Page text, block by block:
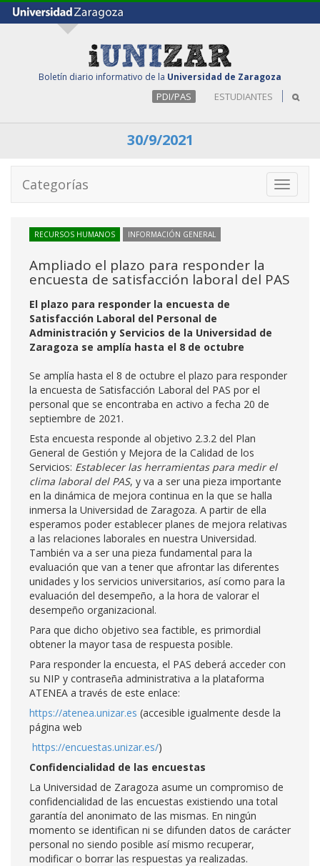
Boletín diario informativo de la Universidad de Zaragoza
PDI/PAS ESTUDIANTES
30/9/2021
Toggle
Categorías
RECURSOS HUMANOS INFORMACIÓN GENERAL
Ampliado el plazo para responder la
encuesta de satisfacción laboral del PAS
El plazo para responder la encuesta de
Satisfacción Laboral del Personal de
Administración y Servicios de la Universidad de
Zaragoza se amplía hasta el 8 de octubre
Se amplía hasta el 8 de octubre el plazo para responder
la encuesta de Satisfacción Laboral del PAS por el
personal que se encontraba en activo a fecha 20 de
septiembre de 2021.
Esta encuesta responde al objetivo 2.3.2 del Plan
General de Gestión y Mejora de la Calidad de los
Servicios: Establecer las herramientas para medir el
clima laboral del PAS, y va a ser una pieza importante
en la dinámica de mejora continua en la que se halla
inmersa la Universidad de Zaragoza. A partir de ella
esperamos poder establecer planes de mejora relativas
a las relaciones laborales en nuestra Universidad.
También va a ser una pieza fundamental para la
evaluación que van a tener que afrontar las diferentes
unidades y los servicios universitarios, así como para la
evaluación del desempeño, a la hora de valorar el
desempeño organizacional.
Para que dicho objetivo sea factible, es primordial
obtener la mayor tasa de respuesta posible.
Para responder la encuesta, el PAS deberá acceder con
su NIP y contraseña administrativa a la plataforma
ATENEA a través de este enlace:
https://atenea.unizar.es (accesible igualmente desde la
página web
https://encuestas.unizar.es/)
Confidencialidad de las encuestas
La Universidad de Zaragoza asume un compromiso de
confidencialidad de las encuestas existiendo una total
garantía del anonimato de las mismas. En ningún
momento se identifican ni se difunden datos de carácter
personal no siendo posible así mismo recuperar,
modificar o borrar las respuestas ya realizadas.